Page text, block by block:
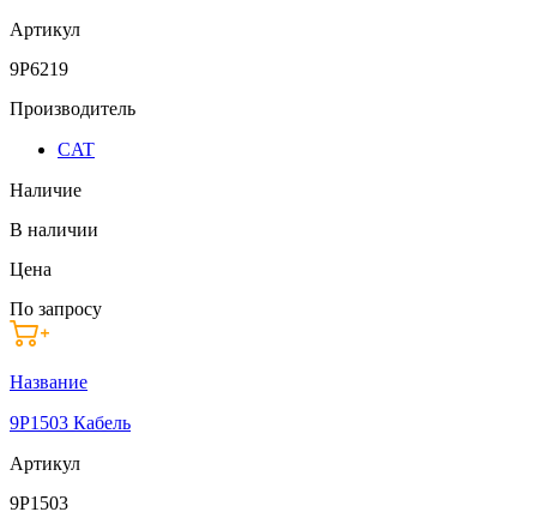
Артикул
9P6219
Производитель
CAT
Наличие
В наличии
Цена
По запросу
Название
9P1503 Кабель
Артикул
9P1503